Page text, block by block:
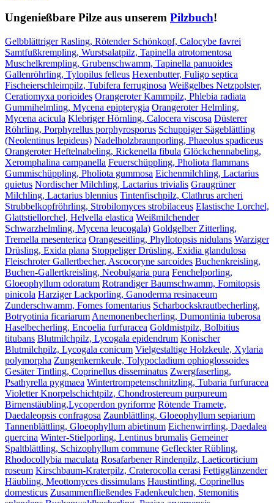
Ungenießbare Pilze aus unserem Pilzbuch!
Gelbblättriger Rasling, Rötender Schönkopf, Calocybe favrei
Samtfußkrempling, Wurstsalatpilz, Tapinella atrotomentosa
Muschelkrempling, Grubenschwamm, Tapinella panuoides
Gallenröhrling, Tylopilus felleus Hexenbutter, Fuligo septica
Fischeierschleimpilz, Tubifera ferruginosa Weißgelbes Netzpolster,
Ceratiomyxa porioides Orangeroter Kammpilz, Phlebia radiata
Gummihelmling, Mycena epipterygia Orangeroter Helmling,
Mycena acicula Klebriger Hörnling, Calocera viscosa Düsterer
Röhrling, Porphyrellus porphyrosporus Schuppiger Sägeblättling
(Neolentinus lepideus) Nadelholzbraunporling, Phaeolus spadiceus
Orangeroter Heftelnabeling, Rickenella fibula Glöckchennabeling,
Xeromphalina campanella Feuerschüppling, Pholiota flammans
Gummischüppling, Pholiota gummosa Eichenmilchling, Lactarius
quietus Nordischer Milchling, Lactarius trivialis Graugrüner
Milchling, Lactarius blennius Tintenfischpilz, Clathrus archeri
Strubbelkopfröhrling, Strobilomyces strobilaceus Elastische Lorchel,
Glattstiellorchel, Helvella elastica Weißmilchender
Schwarzhelmling, Mycena leucogala) Goldgelber Zitterling,
Tremella mesenterica Orangeseitling, Phyllotopsis nidulans Warziger
Drüsling, Exida plana Stoppeliger Drüsling, Exidia glandulosa
Fleischroter Gallertbecher, Ascocoryne sarcoides Buchenkreisling,
Buchen-Gallertkreisling, Neobulgaria pura Fenchelporling,
Gloeophyllum odoratum Rotrandiger Baumschwamm, Fomitopsis
pinicola Harziger Lackporling, Ganoderma resinaceum
Zunderschwamm, Fomes fomentarius Scharbockskrautbecherling,
Botryotinia ficariarum Anemonenbecherling, Dumontinia tuberosa
Haselbecherling, Encoelia furfuracea Goldmistpilz, Bolbitius
titubans Blutmilchpilz, Lycogala epidendrum Konischer
Blutmilchpilz, Lycogala conicum Vielgestaltige Holzkeule, Xylaria
polymorpha Zungenkernkeule, Tolypocladium ophioglossoides
Gesäter Tintling, Coprinellus disseminatus Zwergfaserling,
Psathyrella pygmaea Wintertrompetenschnitzling, Tubaria furfuracea
Violetter Knorpelschichtpilz, Chondrostereum purpureum
Birnenstäubling,Lycoperdon pyriforme Rötende Tramete,
Daedaleopsis confragosa Zaunblättling, Gloeophyllum sepiarium
Tannenblättling, Gloeophyllum abietinum Eichenwirrling, Daedalea
quercina Winter-Stielporling, Lentinus brumalis Gemeiner
Spaltblättling, Schizophyllum commune Gefleckter Rübling,
Rhodocollybia maculata Rosafarbener Rindenpilz, Laeticorticium
roseum Kirschbaum-Kraterpilz, Craterocolla cerasi Fettigglänzender
Häubling, Meottomyces dissimulans Haustintling, Coprinellus
domesticus Zusammenfließendes Fadenkeulchen, Stemonitis